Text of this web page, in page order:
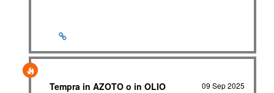
09 Sep 2025
Tempra in AZOTO o in OLIO